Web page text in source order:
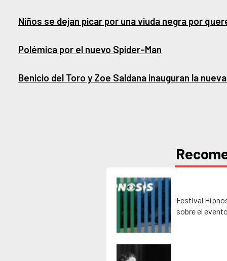
Niños se dejan picar por una viuda negra por
Polémica por el nuevo Spider-Man
Benicio del Toro y Zoe Saldana inauguran la
Festival
sobre el